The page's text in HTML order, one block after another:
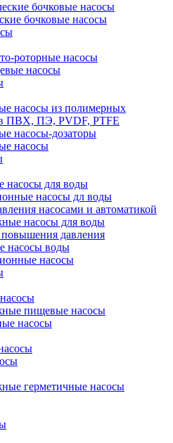
бочковые насосы
бочковые насосы
роторные насосы
насосы
насосы из полимерных
ПВХ, ПЭ, PVDF, PTFE
насосы-дозаторы
насосы
насосы для воды
насосы дл воды
насосами и автоматикой
насосы для воды
повышения давления
насосы воды
насосы
пищевые насосы
насосы
герметичные насосы